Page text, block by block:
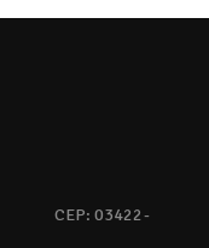
CEP: 03422-